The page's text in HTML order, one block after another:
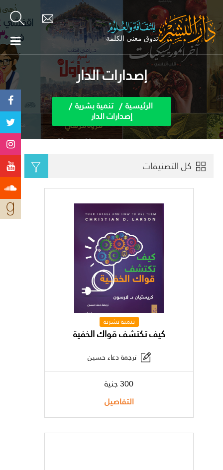
إصدارات الدار
الرئيسية تنمية بشرية
إصدارات الدار
كل التصنيفات
تنمية بشرية
كيف تكتشف قواك الخفية
ترجمة دعاء حسين
300 جنية
التفاصيل